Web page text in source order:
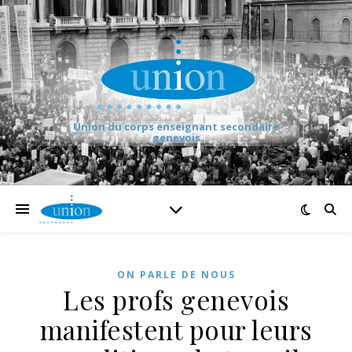
Union du corps enseignant secondaire
genevois
ON PARLE DE NOUS
Les profs genevois
manifestent pour leurs